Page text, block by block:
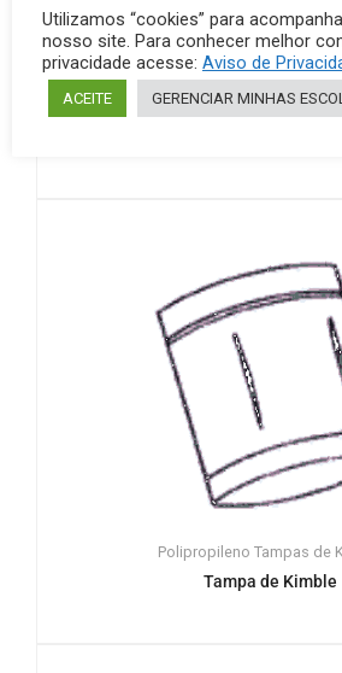
Bandejas
Polipropileno Tampas de
Tampa de Kimble
Utilizamos “cookies” para
nosso site. Para conhecer melhor
privacidade acesse: Aviso de
ACEITE GERENCIAR MINHAS